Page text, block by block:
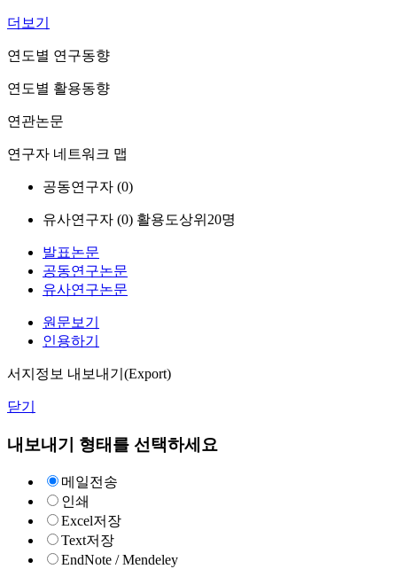
더보기
연도별 연구동향
연도별 활용동향
연관논문
연구자 네트워크 맵
공동연구자 (0)
유사연구자 (0) 활용도상위20명
발표논문
공동연구논문
유사연구논문
원문보기
인용하기
서지정보 내보내기(Export)
닫기
내보내기 형태를 선택하세요
메일전송
인쇄
Excel저장
Text저장
EndNote / Mendeley